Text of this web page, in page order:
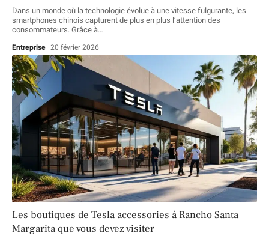
Dans un monde où la technologie évolue à une vitesse fulgurante, les
smartphones chinois capturent de plus en plus l’attention des
consommateurs. Grâce à…
Entreprise 20 février 2026
Les boutiques de Tesla accessories à Rancho Santa
Margarita que vous devez visiter